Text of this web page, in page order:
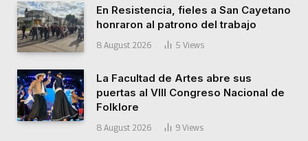
En Resistencia, fieles a San Cayetano
honraron al patrono del trabajo
8 August 2026 5 Views
La Facultad de Artes abre sus
puertas al VIII Congreso Nacional de
Folklore
8 August 2026 9 Views